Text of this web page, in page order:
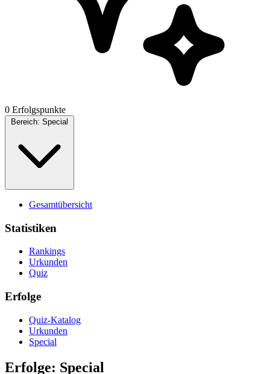
0 Erfolgspunkte
Bereich: Special
Gesamtübersicht
Statistiken
Rankings
Urkunden
Quiz
Erfolge
Quiz-Katalog
Urkunden
Special
Erfolge: Special